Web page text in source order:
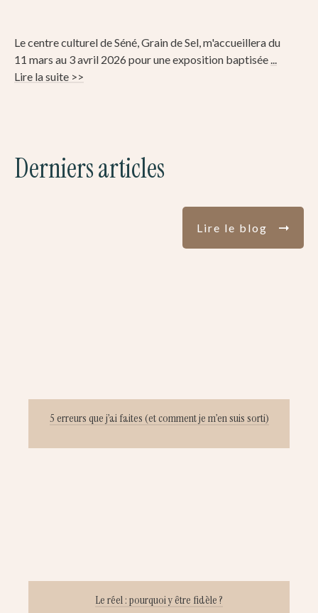
Le centre culturel de Séné, Grain de Sel, m'accueillera du
11 mars au 3 avril 2026 pour une exposition baptisée...
Lire la suite >>
Derniers articles
Lire le blog
5 erreurs que j’ai faites (et comment je m’en suis sorti)
Le réel : pourquoi y être fidèle ?